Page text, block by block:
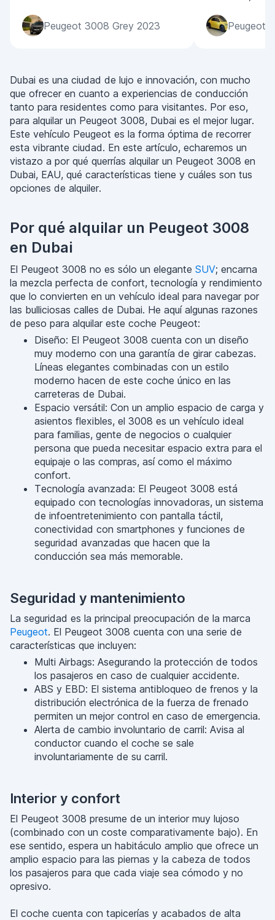
Peugeot 3008 Grey 2023 Peugeot
Dubai es una ciudad de lujo e innovación, con mucho
que ofrecer en cuanto a experiencias de conducción
tanto para residentes como para visitantes. Por eso,
para alquilar un Peugeot 3008, Dubai es el mejor lugar.
Este vehículo Peugeot es la forma óptima de recorrer
esta vibrante ciudad. En este artículo, echaremos un
vistazo a por qué querrías alquilar un Peugeot 3008 en
Dubai, EAU, qué características tiene y cuáles son tus
opciones de alquiler.
Por qué alquilar un Peugeot 3008
en Dubai
El Peugeot 3008 no es sólo un elegante SUV; encarna
la mezcla perfecta de confort, tecnología y rendimiento
que lo convierten en un vehículo ideal para navegar por
las bulliciosas calles de Dubai. He aquí algunas razones
de peso para alquilar este coche Peugeot:
Diseño: El Peugeot 3008 cuenta con un diseño
muy moderno con una garantía de girar cabezas.
Líneas elegantes combinadas con un estilo
moderno hacen de este coche único en las
carreteras de Dubai.
Espacio versátil: Con un amplio espacio de carga y
asientos flexibles, el 3008 es un vehículo ideal
para familias, gente de negocios o cualquier
persona que pueda necesitar espacio extra para el
equipaje o las compras, así como el máximo
confort.
Tecnología avanzada: El Peugeot 3008 está
equipado con tecnologías innovadoras, un sistema
de infoentretenimiento con pantalla táctil,
conectividad con smartphones y funciones de
seguridad avanzadas que hacen que la
conducción sea más memorable.
Seguridad y mantenimiento
La seguridad es la principal preocupación de la marca
Peugeot. El Peugeot 3008 cuenta con una serie de
características que incluyen:
Multi Airbags: Asegurando la protección de todos
los pasajeros en caso de cualquier accidente.
ABS y EBD: El sistema antibloqueo de frenos y la
distribución electrónica de la fuerza de frenado
permiten un mejor control en caso de emergencia.
Alerta de cambio involuntario de carril: Avisa al
conductor cuando el coche se sale
involuntariamente de su carril.
Interior y confort
El Peugeot 3008 presume de un interior muy lujoso
(combinado con un coste comparativamente bajo). En
ese sentido, espera un habitáculo amplio que ofrece un
amplio espacio para las piernas y la cabeza de todos
los pasajeros para que cada viaje sea cómodo y no
opresivo.
El coche cuenta con tapicerías y acabados de alta